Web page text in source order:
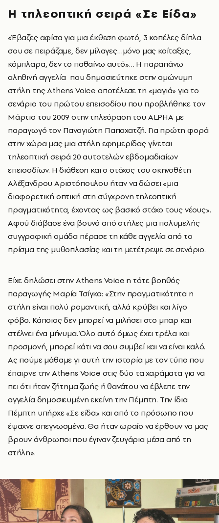
Η τηλεοπτική σειρά «Σε Είδα»
«Έβαζες αφίσα για μια έκθεση φωτό, 3 κοπέλες δίπλα
σου σε πειράζαμε, δεν μίλαγες…μόνο μας κοίταξες,
κόμπλαρα, δεν το παθαίνω αυτό»… Η παραπάνω
αληθινή αγγελία που δημοσιεύτηκε στην ομώνυμη
στήλη της Athens Voice αποτέλεσε τη «μαγιά» για το
σενάριο του πρώτου επεισοδίου που προβλήθηκε τον
Μάρτιο του 2009 στην τηλεόραση του ALPHA με
παραγωγό τον Παναγιώτη Παπαχατζή. Για πρώτη φορά
στην χώρα μας μια στήλη εφημερίδας γίνεται
τηλεοπτική σειρά 20 αυτοτελών εβδομαδιαίων
επεισοδίων. Η διάθεση και ο στόχος του σκηνοθέτη
Αλέξανδρου Αριστόπουλου ήταν να δώσει «μια
διαφορετική οπτική στη σύγχρονη τηλεοπτική
πραγματικότητα, έχοντας ως βασικό στόχο τους νέους».
Αφού διάβασε ένα βουνό από στήλες μια πολυμελής
συγγραφική ομάδα πέρασε τη κάθε αγγελία από το
πρίσμα της μυθοπλασίας και τη μετέτρεψε σε σενάριο.
Είχε δηλώσει στην Athens Voice η τότε βοηθός
παραγωγής Μαρία Τσίγκα: «Στην πραγματικότητα η
στήλη είναι πολύ ρομαντική, αλλά κρύβει και λίγο
φόβο. Κάποιος δεν μπορεί να μιλήσει στο μπαρ και
στέλνει ένα μήνυμα. Όλο αυτό όμως έχει τρέλα και
προσμονή, μπορεί κάτι να σου συμβεί και να είναι καλό.
Ας πούμε μάθαμε γι αυτή την ιστορία με τον τύπο που
έπαιρνε την Athens Voice στις δύο τα χαράματα για να
πει ότι ήταν ζήτημα ζωής ή θανάτου να έβλεπε την
αγγελία δημοσιευμένη εκείνη την Πέμπτη. Την ίδια
Πέμπτη υπήρχε «Σε είδα» και από το πρόσωπο που
έψαχνε απεγνωσμένα. Θα ήταν ωραίο να έρθουν να μας
βρουν άνθρωποι που έγιναν ζευγάρια μέσα από τη
στήλη».